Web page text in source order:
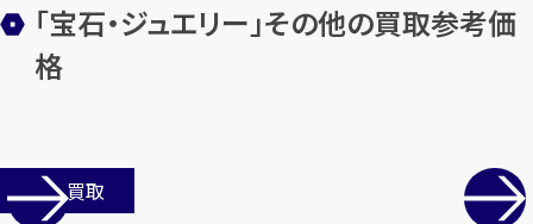
「宝石・ジュエリー」その他の買取参考価
格
店舗買取